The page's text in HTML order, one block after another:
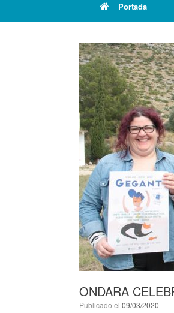
Portada
ONDARA
Publicado el 09/03/2020